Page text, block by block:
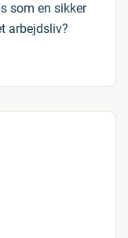
som en sikker
arbejdsliv?